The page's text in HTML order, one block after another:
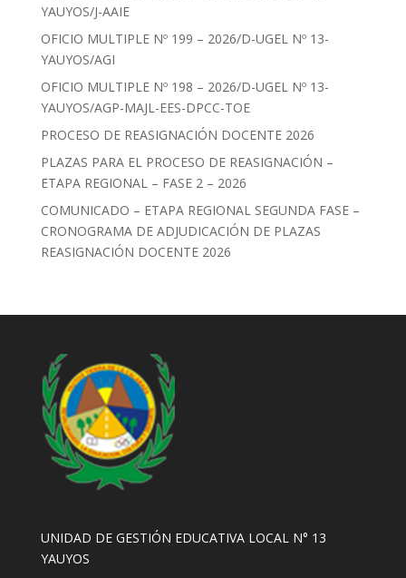
YAUYOS/J-AAIE
OFICIO MULTIPLE Nº 199 – 2026/D-UGEL Nº 13-
YAUYOS/AGI
OFICIO MULTIPLE Nº 198 – 2026/D-UGEL Nº 13-
YAUYOS/AGP-MAJL-EES-DPCC-TOE
PROCESO DE REASIGNACIÓN DOCENTE 2026
PLAZAS PARA EL PROCESO DE REASIGNACIÓN –
ETAPA REGIONAL – FASE 2 – 2026
COMUNICADO – ETAPA REGIONAL SEGUNDA FASE –
CRONOGRAMA DE ADJUDICACIÓN DE PLAZAS
REASIGNACIÓN DOCENTE 2026
UNIDAD DE GESTIÓN EDUCATIVA LOCAL N° 13
YAUYOS